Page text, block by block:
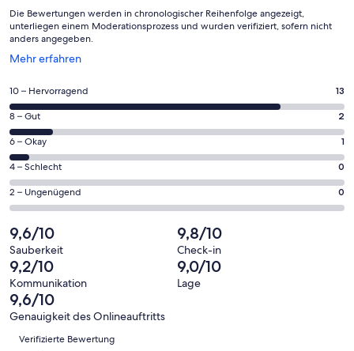
Die Bewertungen werden in chronologischer Reihenfolge angezeigt,
unterliegen einem Moderationsprozess und wurden verifiziert, sofern nicht
anders angegeben.
Mehr erfahren
Wird
einem
neuen
Fenster
geöffnet
13
von
insgesamt
16
Gästebewertungen
haben
eine
Bewertung
von
10
-
Hervorragend
10 – Hervorragend 13
2
von
insgesamt
16
Gästebewertungen
haben
Bewertung
von
8
-
Gut
8 – Gut 2
1
von
insgesamt
16
Gästebewertungen
haben
eine
Bewertung
von
6
-
Okay
6 – Okay 1
0
von
insgesamt
Gästebewertungen
haben
eine
Bewertung
von
4
4 – Schlecht 0
0
von
insgesamt
16
Gästebewertungen
haben
eine
Bewertung
2 – Ungenügend 0
9,6/10
Sauberkeit
9,8/10
Check-in
9,2/10
Kommunikation
9,0/10
Lage
9,6/10
Genauigkeit des Onlineauftritts
Bewertungen
Verifizierte Bewertung